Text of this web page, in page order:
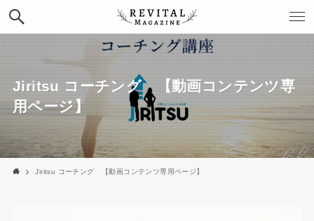
Jiritsu コーチング 【動画コンテンツ専
用ページ】
Jiritsu コーチング 【動画コンテンツ専用ページ】